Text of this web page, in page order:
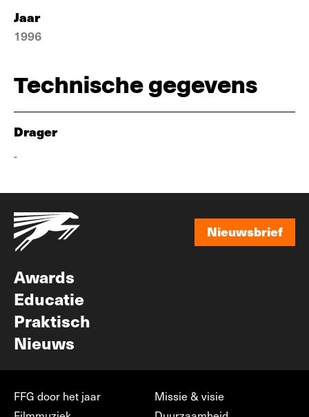
Jaar
1996
Technische gegevens
Drager
-
Nieuwsbrief
Awards
Educatie
Praktisch
Nieuws
FFG door het jaar
Missie & visie